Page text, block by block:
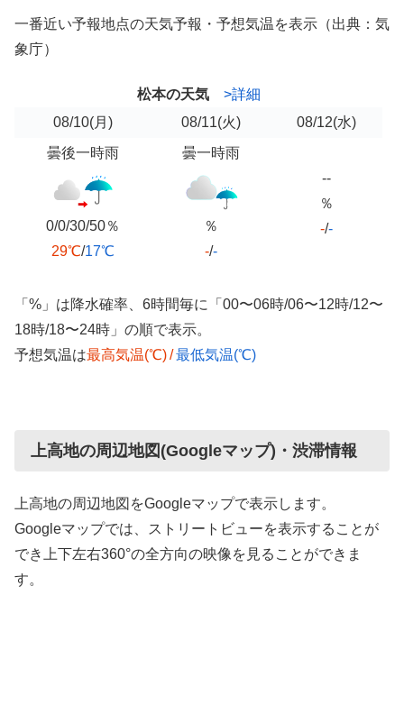
一番近い予報地点の天気予報・予想気温を表示（出典：気
象庁）
松本の天気
>詳細
08/10(月) 08/11(火) 08/12(水)
曇後一時雨
0/0/30/50％
29℃/17℃
曇一時雨
％
-/-
--
％
-/-
「%」は降水確率、6時間毎に「00〜06時/06〜12時/12〜
18時/18〜24時」の順で表示。
予想気温は最高気温(℃)/最低気温(℃)
上高地の周辺地図(Googleマップ)・渋滞情報
上高地の周辺地図をGoogleマップで表示します。
Googleマップでは、ストリートビューを表示することが
でき上下左右360°の全方向の映像を見ることができま
す。